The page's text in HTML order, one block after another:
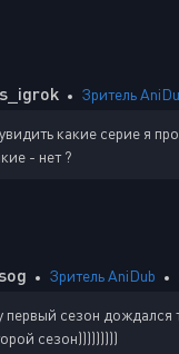
Зритель
какие серие я
- нет ?
Зритель AniDub
первый сезон дождался
сезон)))))))))